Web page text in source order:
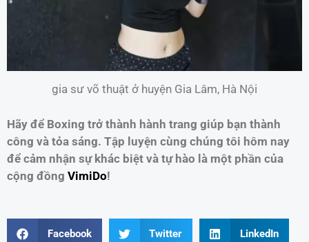
gia sư võ thuật ở huyện Gia Lâm, Hà Nội
Hãy để Boxing trở thành hành trang giúp bạn thành
công và tỏa sáng. Tập luyện cùng chúng tôi hôm nay
để cảm nhận sự khác biệt và tự hào là một phần của
cộng đồng VimiDo!
Facebook Twitter LinkedIn